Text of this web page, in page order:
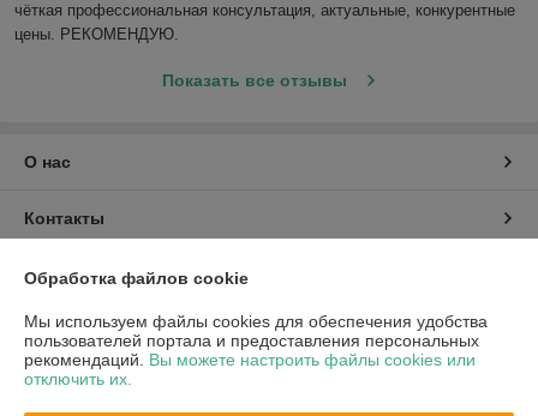
чёткая профессиональная консультация, актуальные, конкурентные
цены. РЕКОМЕНДУЮ.
Показать все отзывы
О нас
Контакты
Доставка и оплата
График работы
Полная версия сайта
Обработка файлов cookie
Мы используем файлы cookies для обеспечения удобства
пользователей портала и предоставления персональных
рекомендаций. Вы можете настроить файлы cookies или
отключить их.